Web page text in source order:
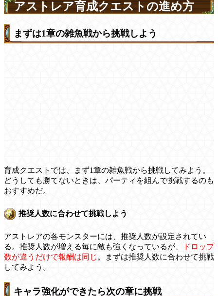
アストレア育成クエストの進め方
まずは1章の雑魚戦から挑戦しよう
育成クエストでは、まず1章の雑魚戦から挑戦してみよう。
どうしても勝てないときは、パーティを組んで挑戦するのも
おすすめだ。
推奨人数に合わせて挑戦しよう
アストレアの各モンスターには、推奨人数が設定されてい
る。推奨人数が増える毎に敵も強くなっているが、
ドロップ
数が違うだけで報酬は同じ。まずは推奨人数に合わせて挑戦
してみよう。
キャラ強化ができたら次の章に挑戦